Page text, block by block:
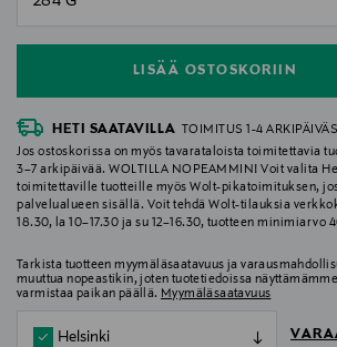
LISÄÄ OSTOSKORIIN
HETI SAATAVILLA
TOIMITUS 1-4
Jos ostoskorissa on myös tavarataloista toimitettavia
3–7 arkipäivää. WOLTILLA NOPEAMMIN! Voit valita
toimitettaville tuotteille myös Wolt-pikatoimituksen,
palvelualueen sisällä. Voit tehdä Wolt-tilauksia
18.30, la 10–17.30 ja su 12–16.30, tuotteen minimiarvo
Tarkista tuotteen myymäläsaatavuus ja
muuttua nopeastikin, joten tuotetiedoissa
varmistaa paikan päällä. Myymäläsaatavuus
Helsinki